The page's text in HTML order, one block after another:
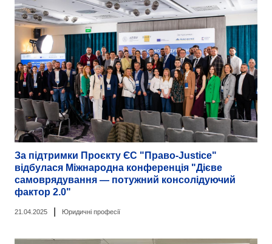
За підтримки Проєкту ЄС "Право-Justice"
відбулася Міжнародна конференція "Дієве
самоврядування — потужний консолідуючий
фактор 2.0"
21.04.2025 Юридичні професії